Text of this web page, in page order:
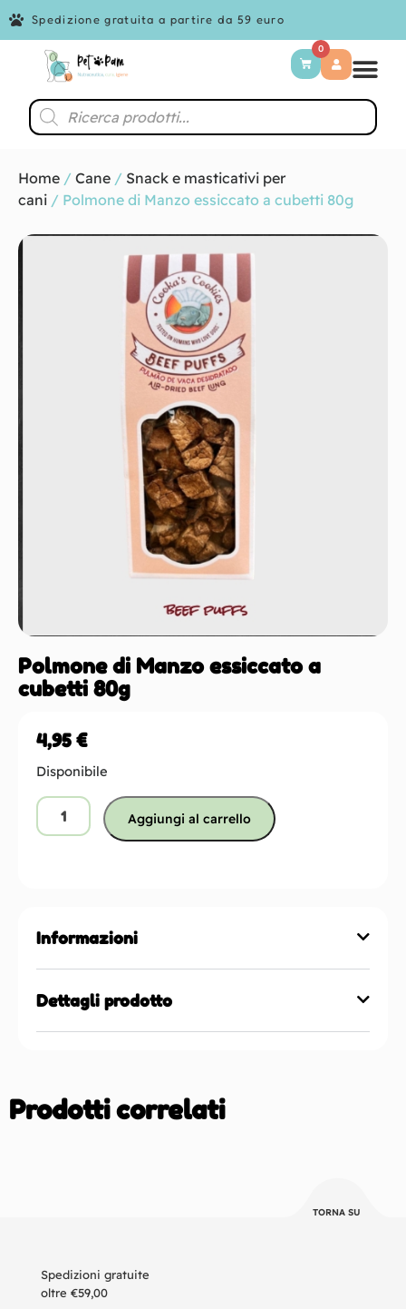
Spedizione gratuita a partire da 59 euro
0
Home / Cane / Snack e masticativi per
cani / Polmone di Manzo essiccato a cubetti 80g
Polmone di Manzo essiccato a
cubetti 80g
4,95 €
Disponibile
Aggiungi al carrello
Informazioni
Dettagli prodotto
Prodotti correlati
TORNA SU
Spedizioni gratuite
oltre €59,00